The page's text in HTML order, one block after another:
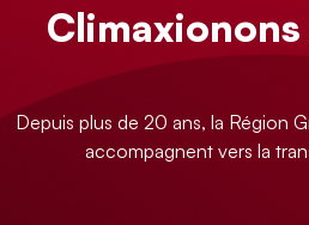
Depuis plus de 20 ans, la Région
accompagnent vers la